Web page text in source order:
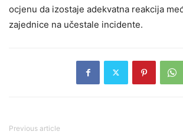
ocjenu da izostaje adekvatna reakcija
zajednice na učestale incidente.
Previous article